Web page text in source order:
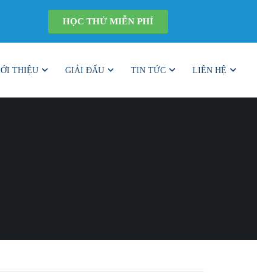
HỌC THỬ MIỄN PHÍ
THIỆU GIẢI ĐẤU TIN TỨC LIÊN HỆ